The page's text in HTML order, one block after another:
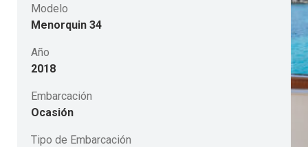
Modelo
Menorquin 34
Año
2018
Embarcación
Ocasión
Tipo de Embarcación